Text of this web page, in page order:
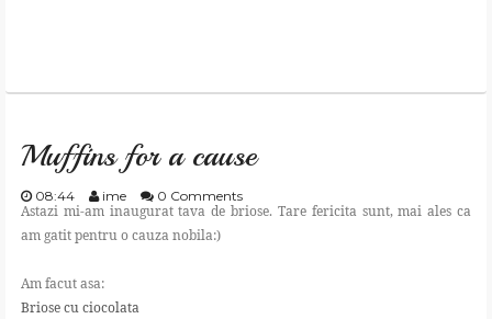
Muffins for a cause
08:44 ime 0 Comments
Astazi mi-am inaugurat tava de briose. Tare fericita sunt, mai ales ca
am gatit pentru o cauza nobila:)
Am facut asa:
Briose cu ciocolata